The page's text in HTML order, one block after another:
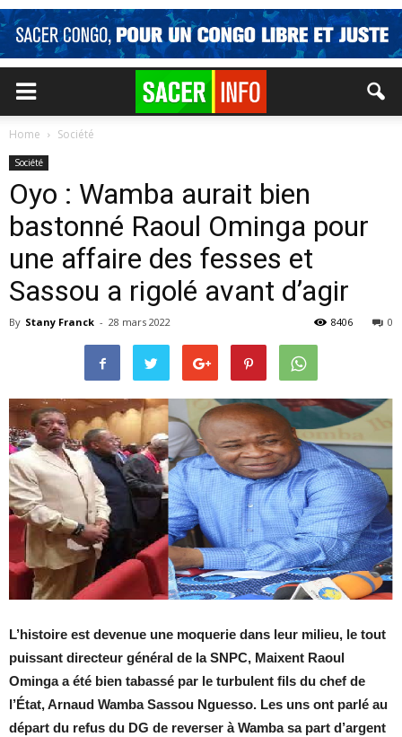
Home Société
Société
Oyo : Wamba aurait bien
bastonné Raoul Ominga pour
une affaire des fesses et
Sassou a rigolé avant d’agir
By Stany Franck - 28 mars 2022 0
8406
L’histoire est devenue une moquerie dans leur milieu, le tout
puissant directeur général de la SNPC, Maixent Raoul
Ominga a été bien tabassé par le turbulent fils du chef de
l’État, Arnaud Wamba Sassou Nguesso. Les uns ont parlé au
départ du refus du DG de reverser à Wamba sa part d’argent